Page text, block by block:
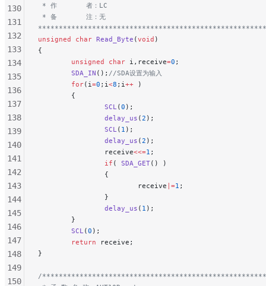
* 作       者：LC
* 备       注：无
unsigned char Read_Byte (void )
{
        unsigned
char i,receive=0 ;
        SDA_IN
(); //SDA设置为输入
        for
(i =0 ;i <8 ;i ++ )
        {
                SCL
(0 );
                delay_us
(2 );
                SCL
( 1 );
                delay_us
(2 );
                receive
<<=1 ;
                if
( SDA_GET() )
                {
                        receive
|=1 ;
                }
                delay_us
( 1 );
        }
        SCL
(0 );
        return
receive;
}
/
130
131
132
133
134
135
136
137
138
139
140
141
142
143
144
145
146
147
148
149
150